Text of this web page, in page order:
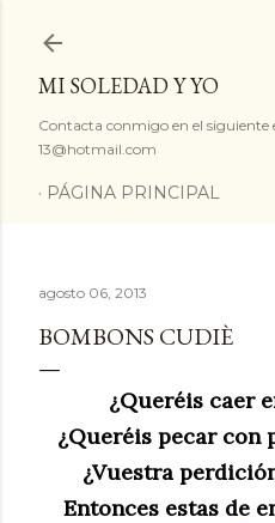
MI SOLEDAD Y YO
Contacta conmigo en el siguiente
13@hotmail.com
PÁGINA PRINCIPAL
agosto 06, 2013
BOMBONS CUDIÈ
¿Queréis caer
¿Queréis pecar con
¿Vuestra
Entonces estas de